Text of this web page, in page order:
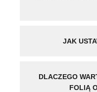
JAK
DLACZEGO
FOLIĄ